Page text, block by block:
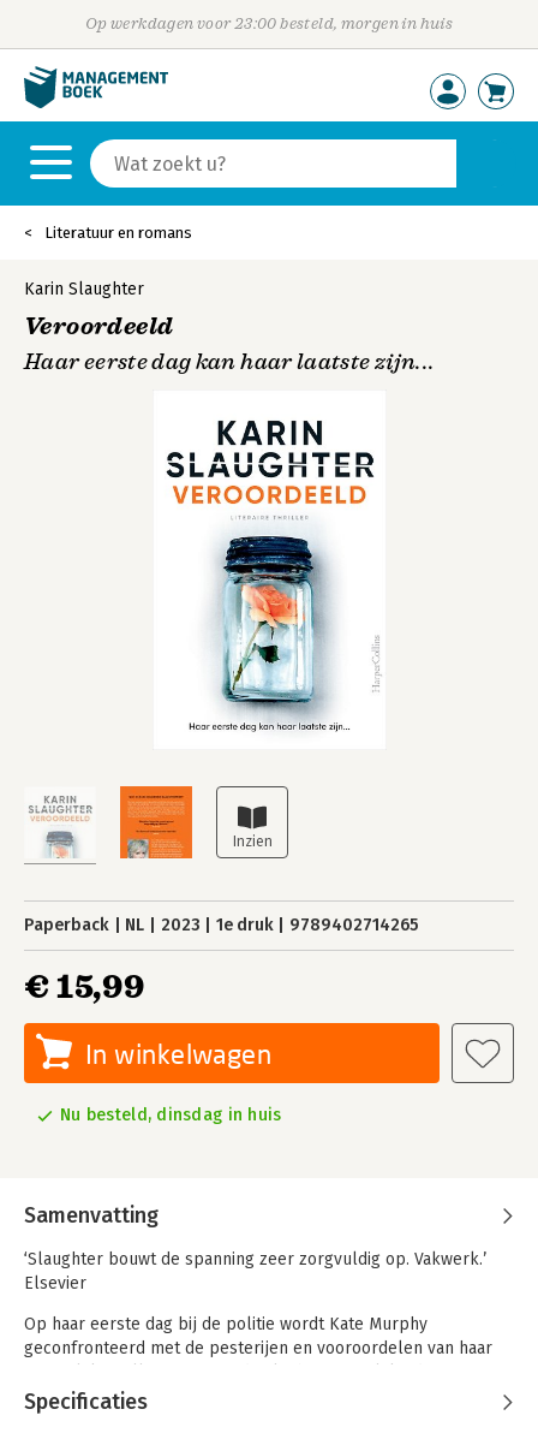
Op werkdagen voor 23:00 besteld, morgen in huis
Literatuur en romans
Karin Slaughter
Veroordeeld
Haar eerste dag kan haar laatste zijn...
Paperback NL 2023 1e druk 9789402714265
€ 15,99
In winkelwagen
Nu besteld, dinsdag in huis
Samenvatting
‘Slaughter bouwt de spanning zeer zorgvuldig op. Vakwerk.’
Elsevier
Op haar eerste dag bij de politie wordt Kate Murphy
geconfronteerd met de pesterijen en vooroordelen van haar
beginnen: een seriemoordenaar die het heeft voorzien op
agenten heeft zojuist een nieuw slachtoffer gemaakt. Het
Specificaties